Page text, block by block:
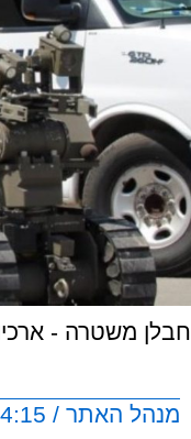
חבלן משטרה -
מנהל האתר / 14:15 23.08.24